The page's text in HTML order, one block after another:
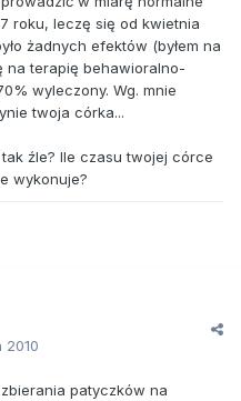
roku, leczę się od kwietnia
żadnych efektów (byłem na
na terapię behawioralno-
wyleczony. Wg. mnie
twoja córka...
źle? Ile czasu twojej córce
wykonuje?
2010
patyczków na